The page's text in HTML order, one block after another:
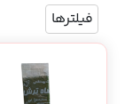
فیلترها